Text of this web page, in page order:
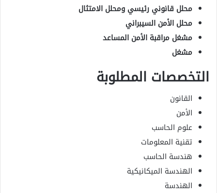
محلل قانوني رئيسي ومحلل الامتثال
محلل الأمن السيبراني
مشغل مراقبة الأمن المساعد
مشغل
التخصصات المطلوبة
القانون
الأمن
علوم الحاسب
تقنية المعلومات
هندسة الحاسب
الهندسة الميكانيكية
الهندسة